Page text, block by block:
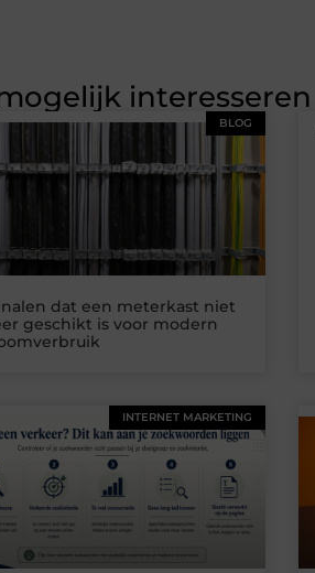
interesseren
BLOG
dat een meterkast niet
geschikt is voor modern
INTERNET MARKETING